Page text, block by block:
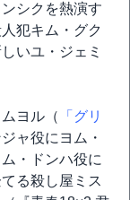
シクを熱演す
犯キム・グク
いユ・ジェミ
ヨル（
「グリ
ャ役にヨム・
・ドンハ役に
る殺し屋ミス